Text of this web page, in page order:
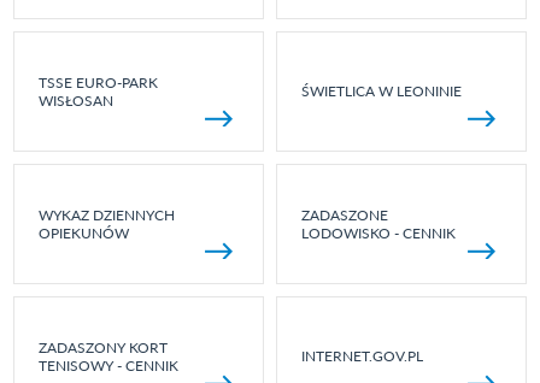
TSSE EURO-PARK
WISŁOSAN
ŚWIETLICA W LEONINIE
WYKAZ DZIENNYCH
OPIEKUNÓW
ZADASZONE
LODOWISKO - CENNIK
ZADASZONY KORT
TENISOWY - CENNIK
INTERNET.GOV.PL